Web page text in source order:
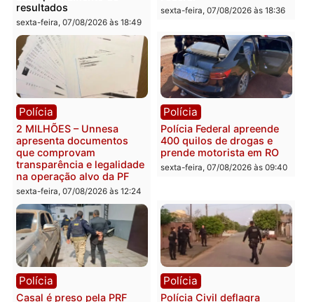
Você também vai querer ler...
Política
Marcos Rogério apresenta
Plano de Governo com
228 projetos, metas
públicas e
acompanhamento de
resultados
sexta-feira, 07/08/2026 às 18:49
Política
Eleições 2026: Pastor
Evanildo pode ser o
Federal
sexta-feira, 07/08/2026 às